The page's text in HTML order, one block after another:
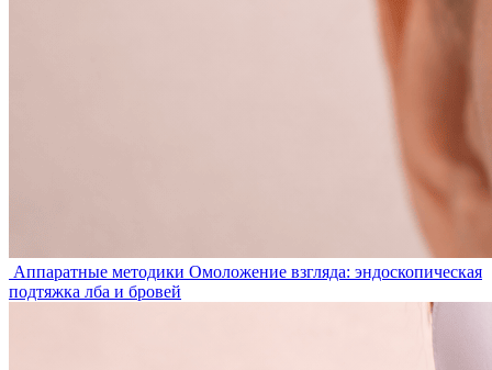
Аппаратные методики Омоложение взгляда: эндоскопическая
подтяжка лба и бровей